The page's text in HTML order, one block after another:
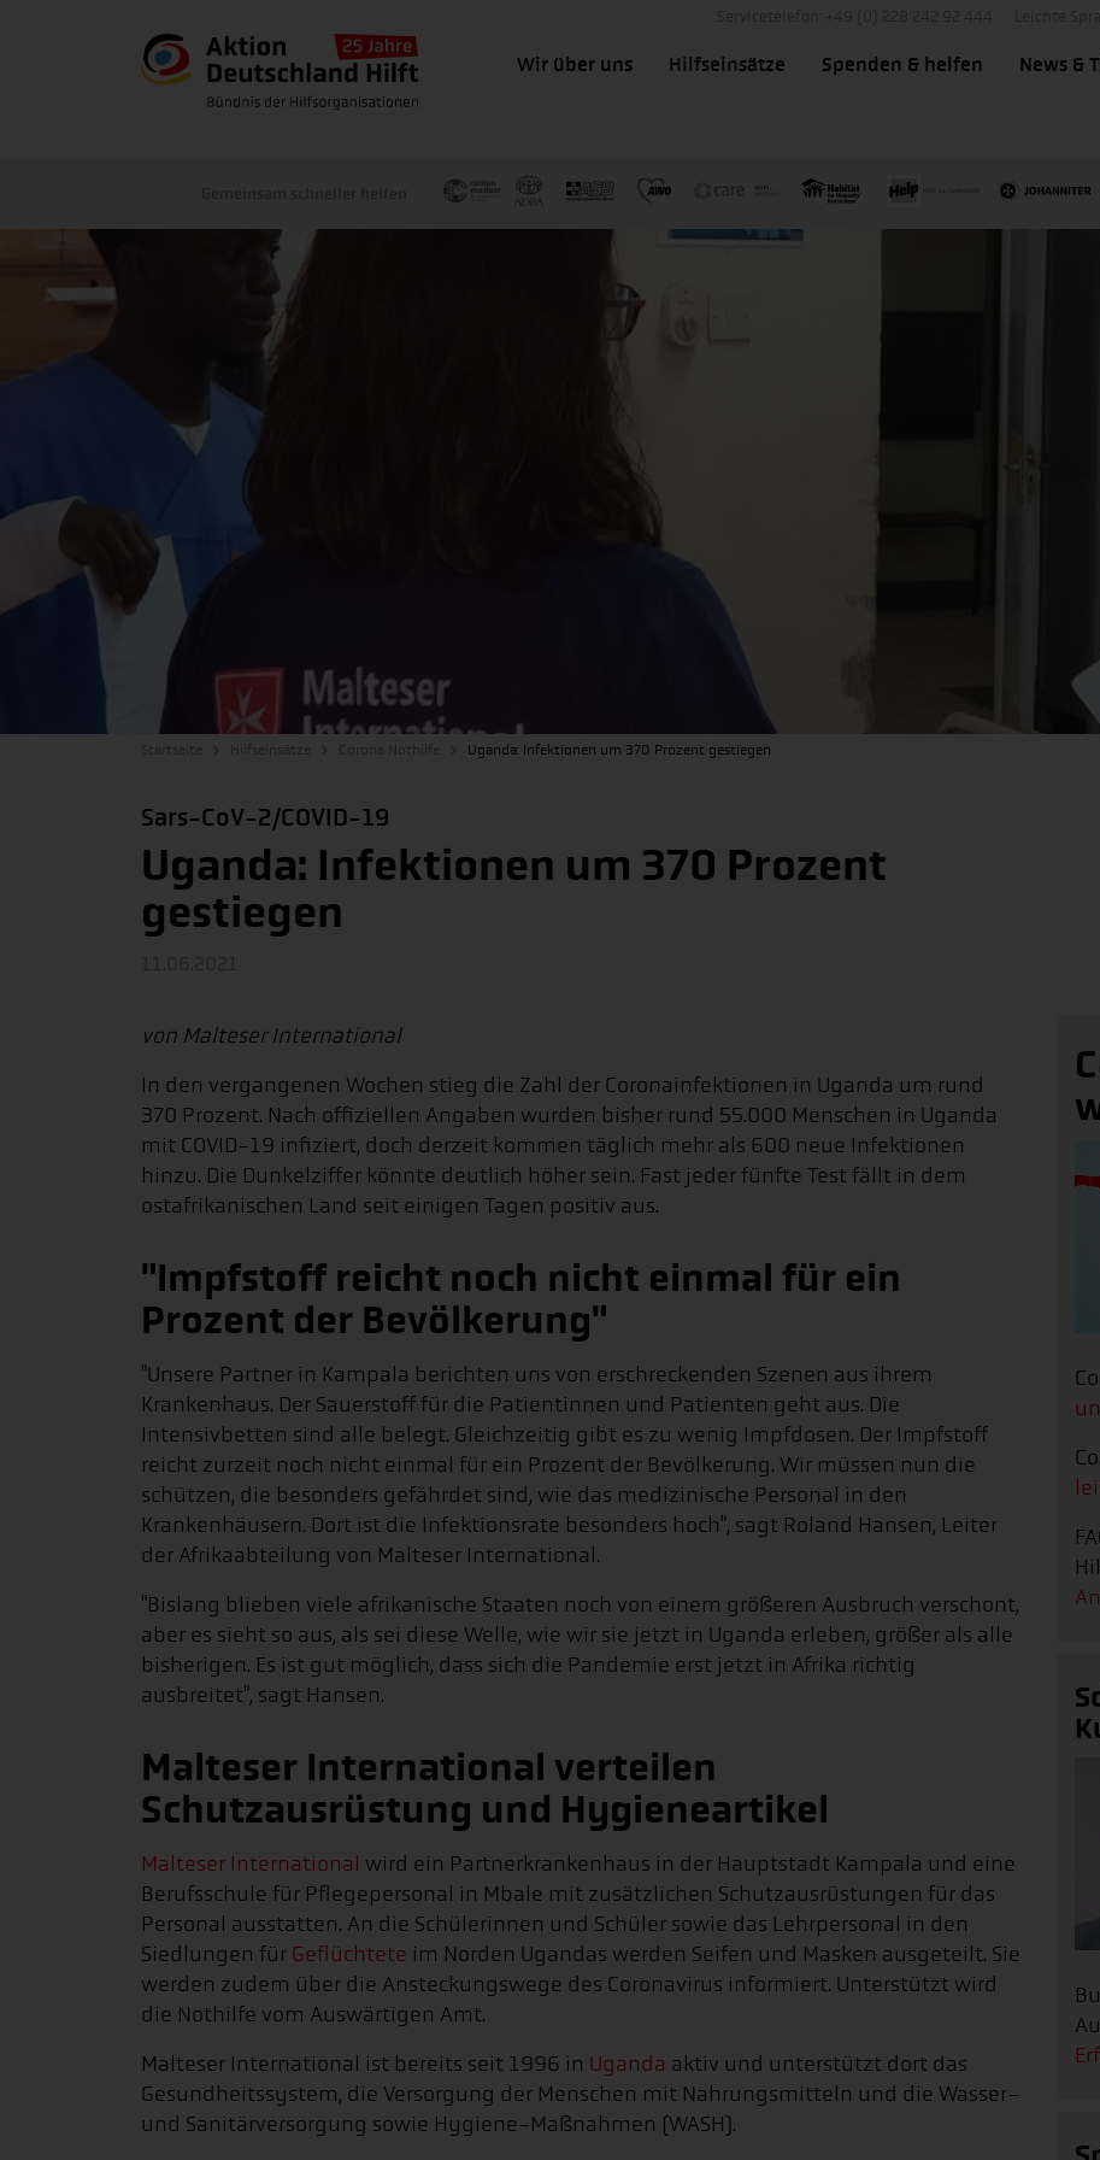
Wir über uns Hilfseinsätze Spenden & helfen News &
Uganda: Infektionen um 370 Prozent gestiegen
Sars-CoV-2/COVID-19
Uganda: Infektionen um 370 Prozent
gestiegen
von Malteser International
In den vergangenen Wochen stieg die Zahl der Coronainfektionen in Uganda um rund
370 Prozent. Nach offiziellen Angaben wurden bisher rund 55.000 Menschen in Uganda
mit COVID-19 infiziert, doch derzeit kommen täglich mehr als 600 neue Infektionen
hinzu. Die Dunkelziffer könnte deutlich höher sein. Fast jeder fünfte Test fällt in dem
ostafrikanischen Land seit einigen Tagen positiv aus.
"Impfstoff reicht noch nicht einmal für ein
Prozent der Bevölkerung"
"Unsere Partner in Kampala berichten uns von erschreckenden Szenen aus ihrem
Krankenhaus. Der Sauerstoff für die Patientinnen und Patienten geht aus. Die
Intensivbetten sind alle belegt. Gleichzeitig gibt es zu wenig Impfdosen. Der Impfstoff
reicht zurzeit noch nicht einmal für ein Prozent der Bevölkerung. Wir müssen nun die
schützen, die besonders gefährdet sind, wie das medizinische Personal in den
Krankenhäusern. Dort ist die Infektionsrate besonders hoch", sagt Roland Hansen, Leiter
der Afrikaabteilung von Malteser International.
"Bislang blieben viele afrikanische Staaten noch von einem größeren Ausbruch verschont,
aber es sieht so aus, als sei diese Welle, wie wir sie jetzt in Uganda erleben, größer als alle
bisherigen. Es ist gut möglich, dass sich die Pandemie erst jetzt in Afrika richtig
ausbreitet", sagt Hansen.
Malteser International verteilen
Schutzausrüstung und Hygieneartikel
Malteser International wird ein Partnerkrankenhaus in der Hauptstadt Kampala und eine
Berufsschule für Pflegepersonal in Mbale mit zusätzlichen Schutzausrüstungen für das
Personal ausstatten. An die Schülerinnen und Schüler sowie das Lehrpersonal in den
Siedlungen für Geflüchtete im Norden Ugandas werden Seifen und Masken ausgeteilt. Sie
werden zudem über die Ansteckungswege des Coronavirus informiert. Unterstützt wird
die Nothilfe vom Auswärtigen Amt.
Malteser International ist bereits seit 1996 in Uganda aktiv und unterstützt dort das
Gesundheitssystem, die Versorgung der Menschen mit Nahrungsmitteln und die Wasser-
und Sanitärversorgung sowie Hygiene-Maßnahmen (WASH).